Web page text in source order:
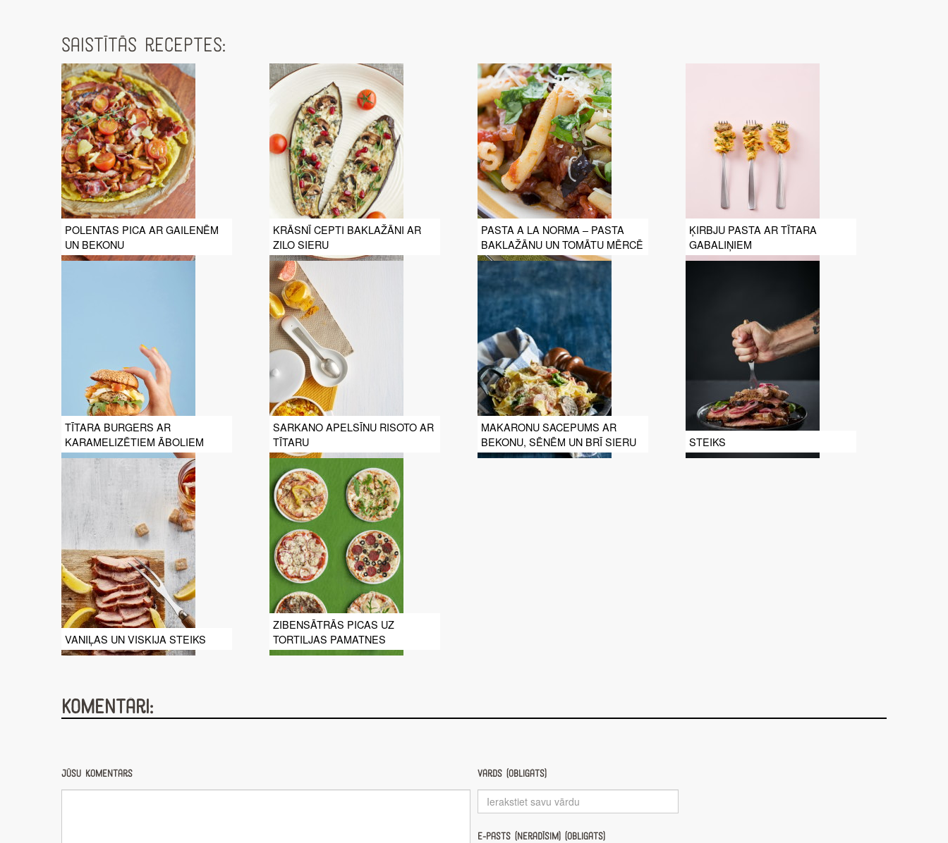
Saistītās receptes:
POLENTAS PICA AR GAILENĒM
UN BEKONU
KRĀSNĪ CEPTI BAKLAŽĀNI AR
ZILO SIERU
PASTA A LA NORMA – PASTA
BAKLAŽĀNU UN TOMĀTU MĒRCĒ
ĶIRBJU PASTA AR TĪTARA
GABALIŅIEM
TĪTARA BURGERS AR
KARAMELIZĒTIEM ĀBOLIEM
SARKANO APELSĪNU RISOTO AR
TĪTARU
MAKARONU SACEPUMS AR
BEKONU, SĒNĒM UN BRĪ SIERU
STEIKS
VANIĻAS UN VISKIJA STEIKS
ZIBENSĀTRĀS PICAS UZ
TORTILJAS PAMATNES
Komentāri:
Jūsu komentārs Vārds (obligāts)
E-pasts (nerādīsim) (obligāts)